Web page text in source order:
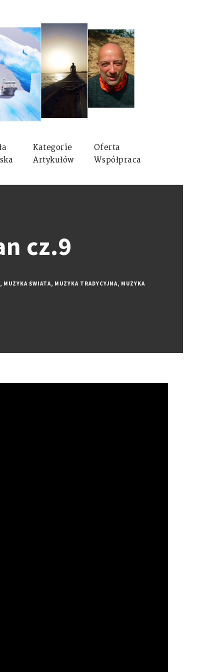
Kategorie
Artykułów
Oferta
Współpraca
cz.9
, MUZYKA ŚWIATA, MUZYKA TRADYCYJNA, MUZYKA